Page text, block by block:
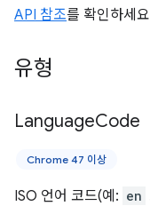
API 참조를 확인하세
유형
LanguageCode
Chrome 47 이상
ISO 언어 코드(예: en